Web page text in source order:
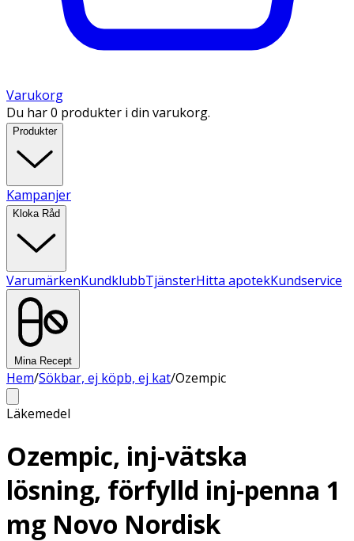
Varukorg
Du har 0 produkter i din varukorg.
Produkter
Kampanjer
Kloka Råd
VarumärkenKundklubbTjänsterHitta apotekKundservice
Mina Recept
Hem/Sökbar, ej köpb, ej kat/Ozempic
Läkemedel
Ozempic, inj-vätska
lösning, förfylld inj-penna 1
mg Novo Nordisk